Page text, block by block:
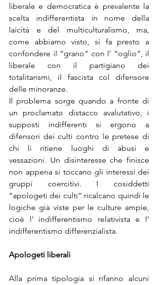
liberale e democratica è prevalente la
scelta indifferentista in nome della
laicità e del multiculturalismo, ma,
come abbiamo visto, si fa presto a
confondere il “grano” con l’ “oglio”, il
liberale con il partigiano dei
totalitarismi, il fascista col difensore
delle minoranze.
Il problema sorge quando a fronte di
un proclamato distacco avalutativo, i
supposti indifferenti si ergono a
difensori dei culti contro le pretese di
chi li ritiene luoghi di abusi e
vessazioni. Un disinteresse che finisce
non appena si toccano gli interessi dei
gruppi coercitivi. I cosiddetti
“apologeti dei culti” ricalcano quindi le
logiche già viste per le culture ampie,
cioè l’ indifferentismo relativista e l’
indifferentismo differenzialista.
Apologeti liberali
Alla prima tipologia si rifanno alcuni